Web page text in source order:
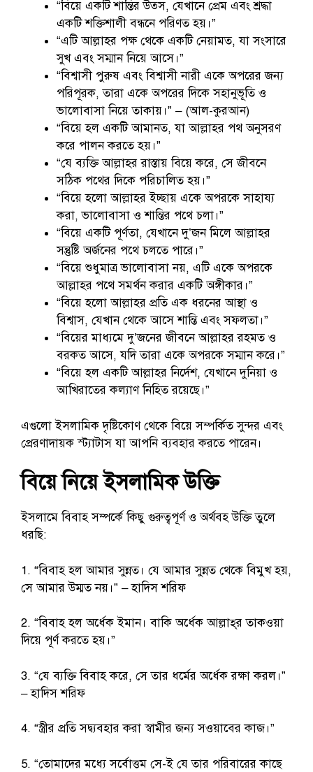
“বিয়ে একটি শান্তির উত্স, যেখানে প্রেম এবং শ্রদ্ধা
একটি শক্তিশালী বন্ধনে পরিণত হয়।”
“এটি আল্লাহর পক্ষ থেকে একটি নেয়ামত, যা সংসারে
সুখ এবং সম্মান নিয়ে আসে।”
“বিশ্বাসী পুরুষ এবং বিশ্বাসী নারী একে অপরের জন্য
পরিপূরক, তারা একে অপরের দিকে সহানুভূতি ও
ভালোবাসা নিয়ে তাকায়।” – (আল-কুরআন)
“বিয়ে হল একটি আমানত, যা আল্লাহর পথ অনুসরণ
করে পালন করতে হয়।”
“যে ব্যক্তি আল্লাহর রাস্তায় বিয়ে করে, সে জীবনে
সঠিক পথের দিকে পরিচালিত হয়।”
“বিয়ে হলো আল্লাহর ইচ্ছায় একে অপরকে সাহায্য
করা, ভালোবাসা ও শান্তির পথে চলা।”
“বিয়ে একটি পূর্ণতা, যেখানে দু’জন মিলে আল্লাহর
সন্তুষ্টি অর্জনের পথে চলতে পারে।”
“বিয়ে শুধুমাত্র ভালোবাসা নয়, এটি একে অপরকে
আল্লাহর পথে সমর্থন করার একটি অঙ্গীকার।”
“বিয়ে হলো আল্লাহর প্রতি এক ধরনের আস্থা ও
বিশ্বাস, যেখান থেকে আসে শান্তি এবং সফলতা।”
“বিয়ের মাধ্যমে দু’জনের জীবনে আল্লাহর রহমত ও
বরকত আসে, যদি তারা একে অপরকে সম্মান করে।”
“বিয়ে হল একটি আল্লাহর নির্দেশ, যেখানে দুনিয়া ও
আখিরাতের কল্যাণ নিহিত রয়েছে।”
এগুলো ইসলামিক দৃষ্টিকোণ থেকে বিয়ে সম্পর্কিত সুন্দর এবং
প্রেরণাদায়ক স্ট্যাটাস যা আপনি ব্যবহার করতে পারেন।
বিয়ে নিয়ে ইসলামিক উক্তি
ইসলামে বিবাহ সম্পর্কে কিছু গুরুত্বপূর্ণ ও অর্থবহ উক্তি তুলে
ধরছি:
1. “বিবাহ হল আমার সুন্নত। যে আমার সুন্নত থেকে বিমুখ হয়,
সে আমার উম্মত নয়।” – হাদিস শরিফ
2. “বিবাহ হল অর্ধেক ইমান। বাকি অর্ধেক আল্লাহ্‌র তাকওয়া
দিয়ে পূর্ণ করতে হয়।”
3. “যে ব্যক্তি বিবাহ করে, সে তার ধর্মের অর্ধেক রক্ষা করল।”
– হাদিস শরিফ
4. “স্ত্রীর প্রতি সদ্ব্যবহার করা স্বামীর জন্য সওয়াবের কাজ।”
5. “তোমাদের মধ্যে সর্বোত্তম সে-ই যে তার পরিবারের কাছে